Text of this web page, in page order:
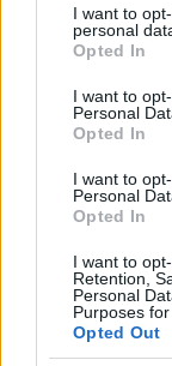
not limited to
grant or deny
use your data
consent section.
I want to
personal
Opted In
I want to
Personal
Opted In
I want to
Personal
Opted In
I want to
Retention,
Personal
Purposes
Opted Out
"Akropole"
SAISTĪTIE